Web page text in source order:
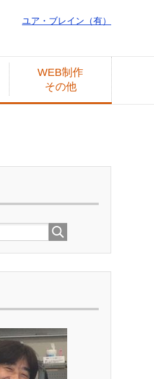
ユア・ブレイン（有）
WEB制作
その他